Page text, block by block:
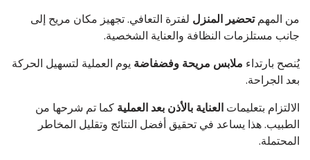
من المهمتحضير المنزل لفترة التعافي. تجهيز مكان مريح إلى
جانب مستلزمات النظافة والعناية الشخصية.
يُنصح بارتداء ملابس مريحة وفضفاضة يوم العملية لتسهيل الحركة
بعد الجراحة.
الالتزام بتعليمات العناية بالأذن بعد العملية كما تم شرحها من
الطبيب. هذا يساعد في تحقيق أفضل النتائج وتقليل المخاطر
المحتملة.